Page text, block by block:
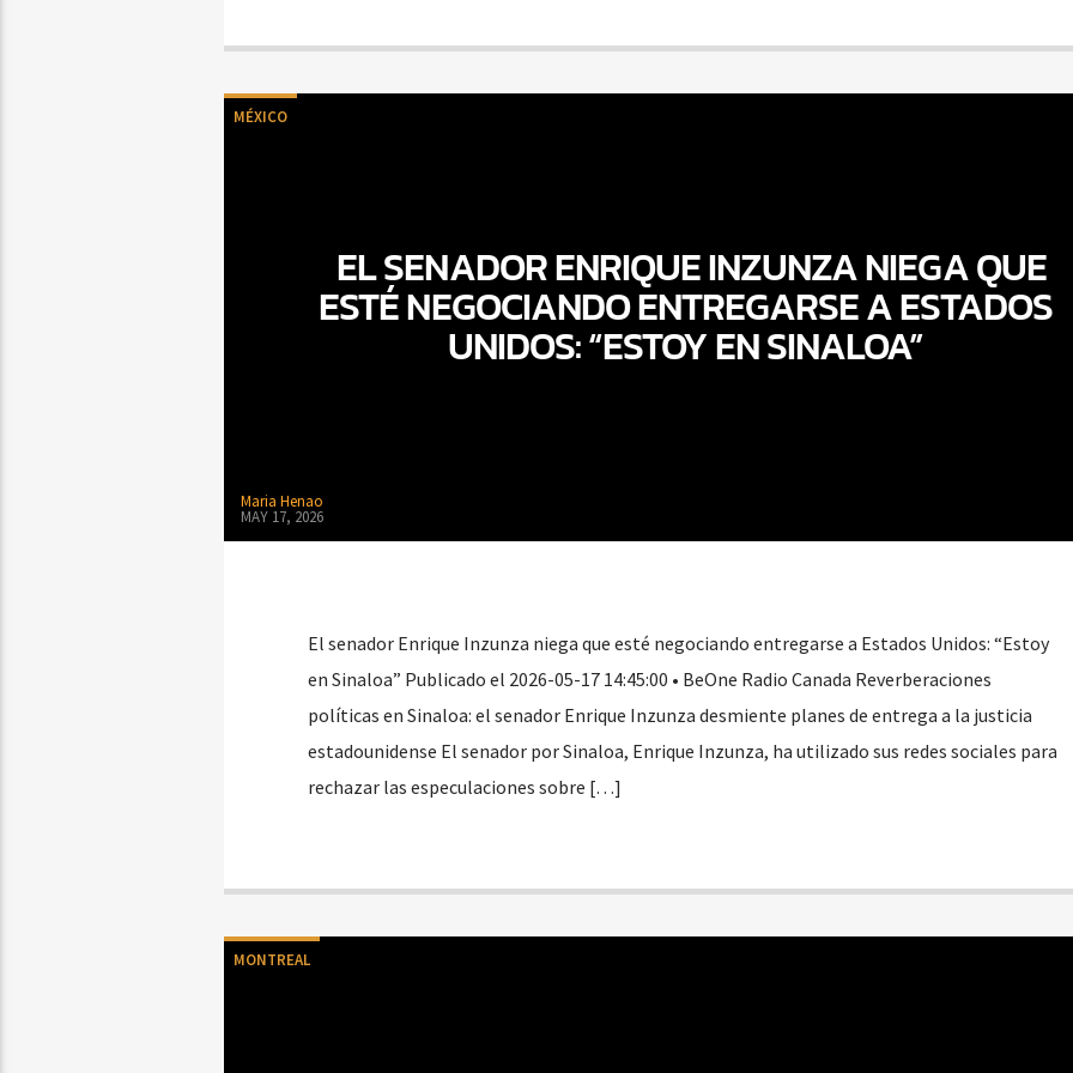
MÉXICO
EL SENADOR ENRIQUE INZUNZA NIEGA QUE
ESTÉ NEGOCIANDO ENTREGARSE A ESTADOS
UNIDOS: “ESTOY EN SINALOA”
Maria Henao
MAY 17, 2026
El senador Enrique Inzunza niega que esté negociando entregarse a Estados Unidos: “Estoy
en Sinaloa” Publicado el 2026-05-17 14:45:00 • BeOne Radio Canada Reverberaciones
políticas en Sinaloa: el senador Enrique Inzunza desmiente planes de entrega a la justicia
estadounidense El senador por Sinaloa, Enrique Inzunza, ha utilizado sus redes sociales para
rechazar las especulaciones sobre […]
MONTREAL